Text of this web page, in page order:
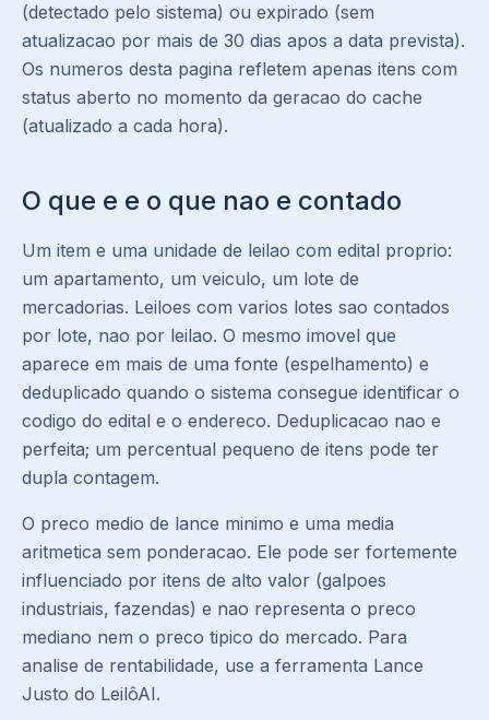
(detectado pelo sistema) ou expirado (sem
atualizacao por mais de 30 dias apos a data prevista).
Os numeros desta pagina refletem apenas itens com
status aberto no momento da geracao do cache
(atualizado a cada hora).
O que e e o que nao e contado
Um item e uma unidade de leilao com edital proprio:
um apartamento, um veiculo, um lote de
mercadorias. Leiloes com varios lotes sao contados
por lote, nao por leilao. O mesmo imovel que
aparece em mais de uma fonte (espelhamento) e
deduplicado quando o sistema consegue identificar o
codigo do edital e o endereco. Deduplicacao nao e
perfeita; um percentual pequeno de itens pode ter
dupla contagem.
O preco medio de lance minimo e uma media
aritmetica sem ponderacao. Ele pode ser fortemente
influenciado por itens de alto valor (galpoes
industriais, fazendas) e nao representa o preco
mediano nem o preco tipico do mercado. Para
analise de rentabilidade, use a ferramenta Lance
Justo do LeilôAI.